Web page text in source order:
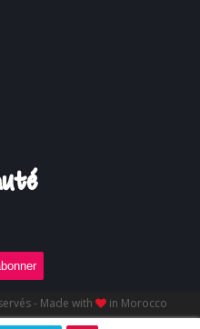
- Made with in Morocco